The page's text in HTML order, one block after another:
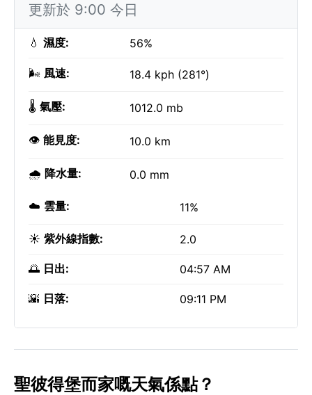
更新於 9:00 今日
💧 濕度: 56%
🌬️ 風速: 18.4 kph (281°)
🌡️ 氣壓: 1012.0 mb
👁️ 能見度: 10.0 km
🌧️ 降水量: 0.0 mm
☁️ 雲量: 11%
☀️ 紫外線指數: 2.0
🌅 日出: 04:57 AM
🌇 日落: 09:11 PM
聖彼得堡而家嘅天氣係點？